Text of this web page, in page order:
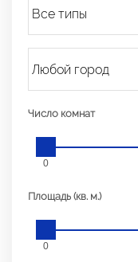
Число комнат
0
Площадь (кв. м.)
0